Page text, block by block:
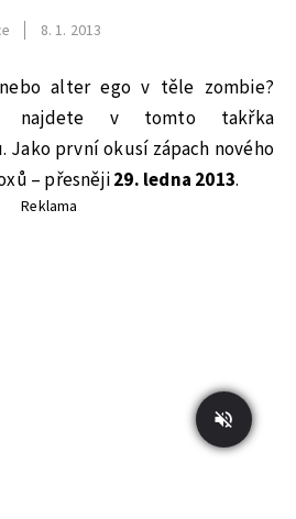
8. 1. 2013
alter ego v těle zombie?
najdete v tomto takřka
první okusí zápach nového
– přesněji29. ledna 2013.
Reklama